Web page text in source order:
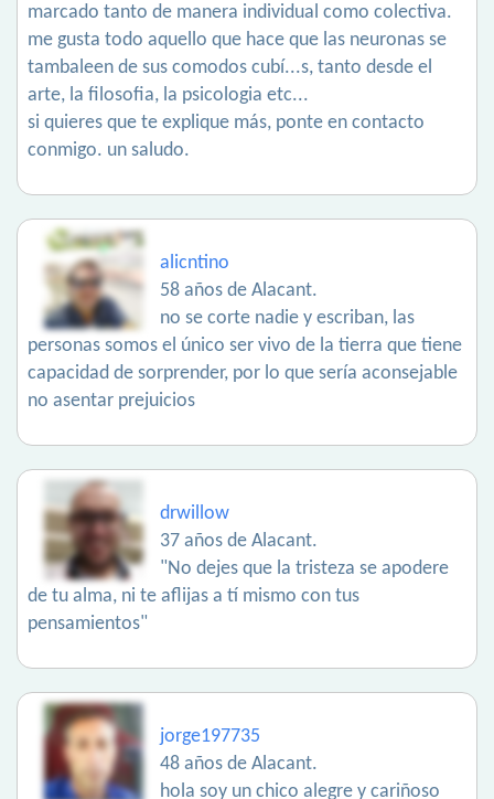
marcado tanto de manera individual como colectiva.
me gusta todo aquello que hace que las neuronas se
tambaleen de sus comodos cubí...s, tanto desde el
arte, la filosofia, la psicologia etc...
si quieres que te explique más, ponte en contacto
conmigo. un saludo.
alicntino
58 años de Alacant.
no se corte nadie y escriban, las
personas somos el único ser vivo de la tierra que tiene
capacidad de sorprender, por lo que sería aconsejable
no asentar prejuicios
drwillow
37 años de Alacant.
"No dejes que la tristeza se apodere
de tu alma, ni te aflijas a tí mismo con tus
pensamientos"
jorge197735
48 años de Alacant.
hola soy un chico alegre y cariñoso